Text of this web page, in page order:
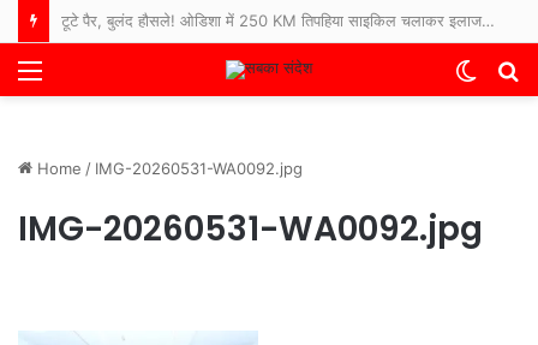
टूटे पैर, बुलंद हौसले! ओडिशा में 250 KM तिपहिया साइकिल चलाकर इलाज कराने अस्पताल पहुंचे 65 साल के बुजुर्ग
Menu
Switch
Home / IMG-20260531-WA0092.jpg
IMG-20260531-WA0092.jpg